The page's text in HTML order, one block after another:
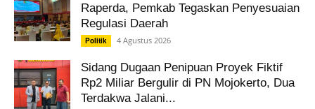
Raperda, Pemkab Tegaskan Penyesuaian
Regulasi Daerah
Politik 4 Agustus 2026
Sidang Dugaan Penipuan Proyek Fiktif
Rp2 Miliar Bergulir di PN Mojokerto, Dua
Terdakwa Jalani...